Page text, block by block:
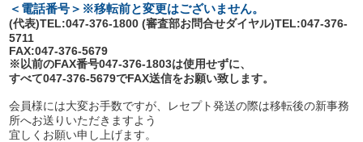
＜電話番号＞※移転前と変更はございません。
(代表)TEL:047-376-1800 (審査部お問合せダイヤル)TEL:047-376-
5711
FAX:047-376-5679
※以前のFAX番号047-376-1803は使用せずに、
すべて047-376-5679でFAX送信をお願い致します。
会員様には大変お手数ですが、レセプト発送の際は移転後の新事務
所へお送りいただきますよう
宜しくお願い申し上げます。